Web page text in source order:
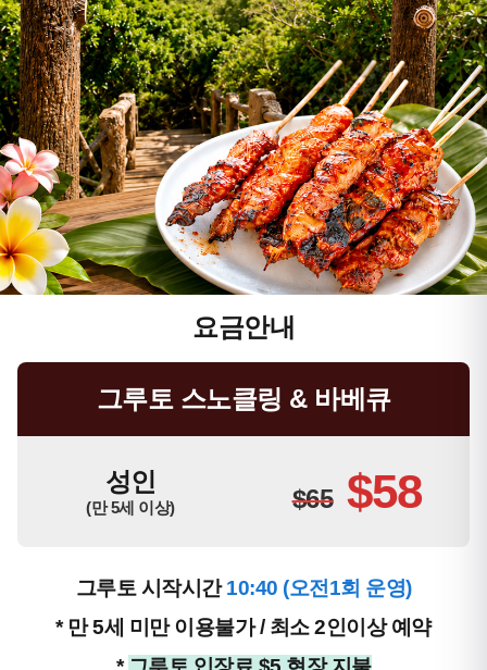
요금안내
그루토 스노클링 & 바베큐
성인
(만 5세 이상) $65 $58
그루토 시작시간10:40 (오전1회 운영)
* 만 5세 미만 이용불가 / 최소 2인이상 예약